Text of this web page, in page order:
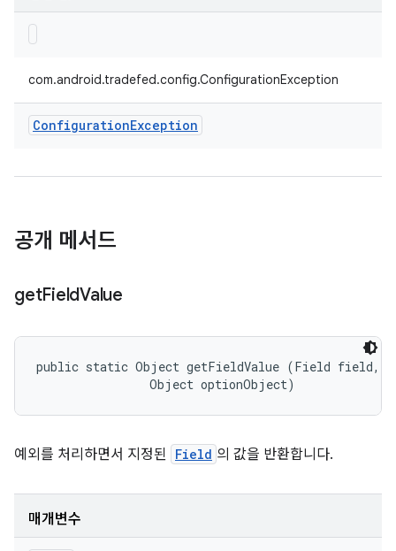
com.android.tradefed.config.ConfigurationException
ConfigurationException
공개 메서드
getFieldValue
public static Object getFieldValue (Field field,
                Object optionObject)
예외를 처리하면서 지정된 Field 의 값을 반환합니다.
매개변수